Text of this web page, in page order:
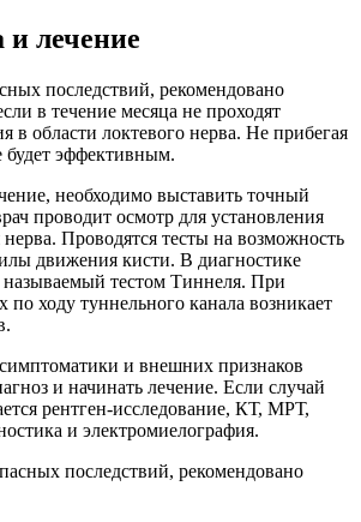
и лечение
последствий, рекомендовано
в течение месяца не проходят
в области локтевого нерва. Не прибегая
будет эффективным.
необходимо выставить точный
проводит осмотр для установления
Проводятся тесты на возможность
движения кисти. В диагностике
тестом Тиннеля. При
ходу туннельного канала возникает
и внешних признаков
и начинать лечение. Если случай
рентген-исследование, КТ, МРТ,
и электромиелография.